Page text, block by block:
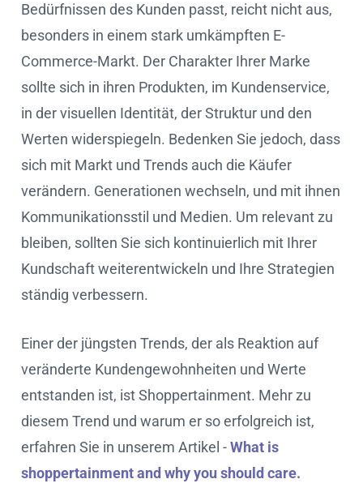
Bedürfnissen des Kunden passt, reicht nicht aus,
besonders in einem stark umkämpften E-
Commerce-Markt. Der Charakter Ihrer Marke
sollte sich in ihren Produkten, im Kundenservice,
in der visuellen Identität, der Struktur und den
Werten widerspiegeln. Bedenken Sie jedoch, dass
sich mit Markt und Trends auch die Käufer
verändern. Generationen wechseln, und mit ihnen
Kommunikationsstil und Medien. Um relevant zu
bleiben, sollten Sie sich kontinuierlich mit Ihrer
Kundschaft weiterentwickeln und Ihre Strategien
ständig verbessern.
Einer der jüngsten Trends, der als Reaktion auf
veränderte Kundengewohnheiten und Werte
entstanden ist, ist Shoppertainment. Mehr zu
diesem Trend und warum er so erfolgreich ist,
erfahren Sie in unserem Artikel -What is
shoppertainment and why you should care.